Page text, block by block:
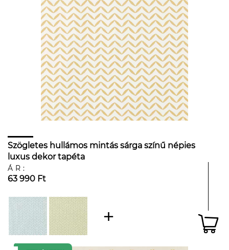
Szögletes hullámos mintás sárga színű népies
luxus dekor tapéta
ÁR:
63 990 Ft